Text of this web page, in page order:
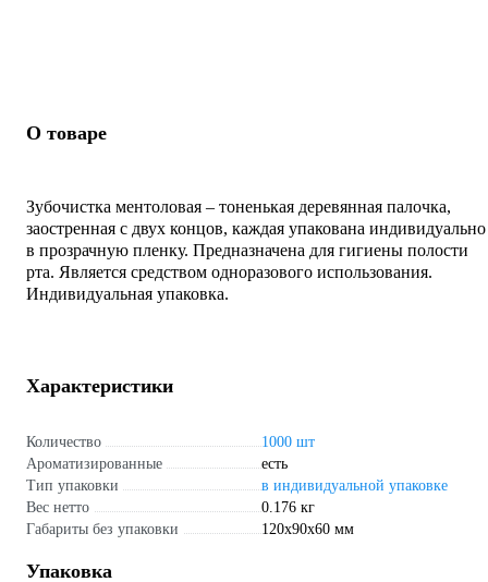
О товаре
Зубочистка ментоловая – тоненькая деревянная палочка,
заостренная с двух концов, каждая упакована индивидуально
в прозрачную пленку. Предназначена для гигиены полости
рта. Является средством одноразового использования.
Индивидуальная упаковка.
Характеристики
Количество
1000 шт
Ароматизированные
есть
Тип упаковки
в индивидуальной упаковке
Вес нетто
0.176 кг
Габариты без упаковки
120x90x60 мм
Упаковка